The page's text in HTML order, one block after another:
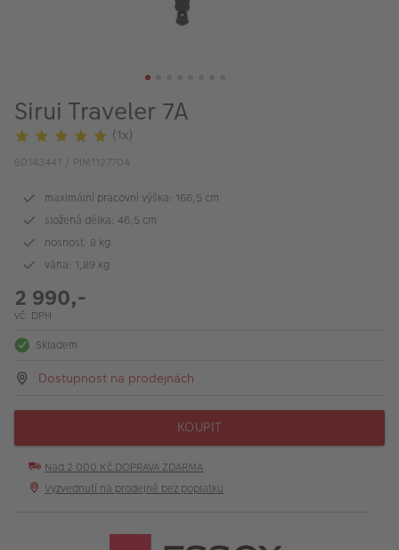
Fotoprodukty
Sirui Traveler 7A
(1x)
80143441 / PIM1127704
maximální pracovní výška: 166,5 cm
složená délka: 46,5 cm
nosnost: 8 kg
váha: 1,89 kg
2 990,-
vč. DPH
Skladem
Dostupnost na prodejnách
KOUPIT
Nad 2 000 Kč DOPRAVA ZDARMA
Vyzvednutí na prodejně bez poplatku